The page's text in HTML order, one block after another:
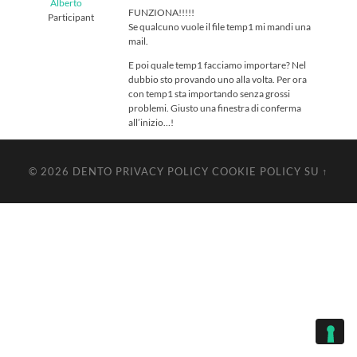
Alberto
Participant
FUNZIONA!!!!!
Se qualcuno vuole il file temp1 mi mandi una
mail.
E poi quale temp1 facciamo importare? Nel
dubbio sto provando uno alla volta. Per ora
con temp1 sta importando senza grossi
problemi. Giusto una finestra di conferma
all’inizio…!
© 2026 DENTO PRIVACY POLICY COOKIE POLICY SU ↑